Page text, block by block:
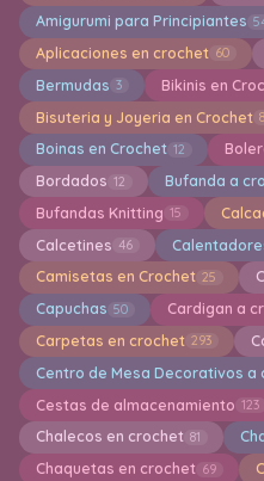
Amigurumi para Principiantes
Aplicaciones en crochet 60
Bermudas 3 Bikinis en
Bisuteria y Joyeria en Crochet
Boinas en Crochet 12
Bordados 12 Bufanda a
Bufandas Knitting 15
Calcetines 46
Camisetas en Crochet 25
Capuchas 50 Cardigan a
Carpetas en crochet 293
Centro de Mesa Decorativos a
Cestas de almacenamiento 123
Chalecos en crochet 81
Chaquetas en crochet 69